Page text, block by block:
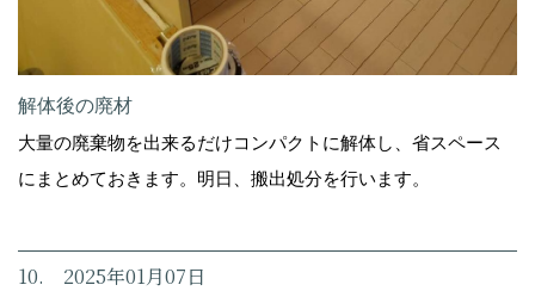
解体後の廃材
大量の廃棄物を出来るだけコンパクトに解体し、省スペース
にまとめておきます。明日、搬出処分を行います。
10. 2025年01月07日